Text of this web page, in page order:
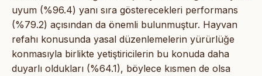
uyum (%96.4) yanı sıra gösterecekleri performans
(%79.2) açısından da önemli bulunmuştur. Hayvan
refahı konusunda yasal düzenlemelerin yürürlüğe
konmasıyla birlikte yetiştiricilerin bu konuda daha
duyarlı oldukları (%64.1), böylece kısmen de olsa